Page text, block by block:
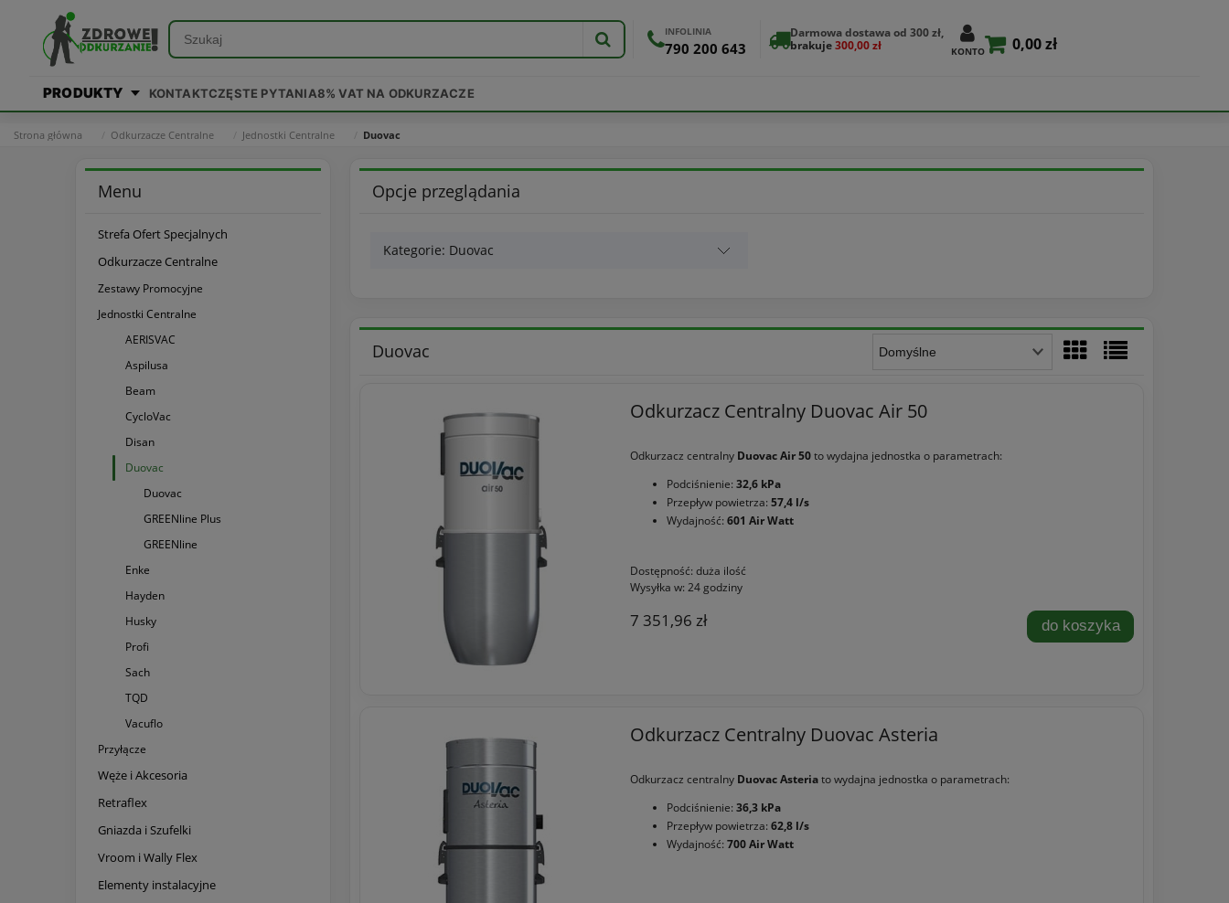
INFOLINIA
790 200 643
Darmowa dostawa od 300 zł,
brakuje300,00 zł KONTO 0,00 zł
PRODUKTY KONTAKTCZĘSTE PYTANIA8% VAT NA ODKURZACZE
Strona główna Odkurzacze Centralne Jednostki Centralne Duovac
Menu
Strefa Ofert Specjalnych
Odkurzacze Centralne
Zestawy Promocyjne
Jednostki Centralne
AERISVAC
Aspilusa
Beam
CycloVac
Disan
Duovac
Duovac
GREENline Plus
GREENline
Enke
Hayden
Husky
Profi
Sach
TQD
Vacuflo
Przyłącze
Węże i Akcesoria
Retraflex
Gniazda i Szufelki
Vroom i Wally Flex
Elementy instalacyjne
Opcje przeglądania
Kategorie: Duovac
Duovac
Odkurzacz Centralny Duovac Air 50
Odkurzacz centralny Duovac Air 50to wydajna jednostka o parametrach:
Podciśnienie: 32,6kPa
Przepływ powietrza: 57,4 l/s
Wydajność: 601 Air Watt
Dostępność: duża ilość
Wysyłka w: 24 godziny
7 351,96 zł do koszyka
Odkurzacz Centralny Duovac Asteria
Odkurzacz centralny Duovac Asteriato wydajna jednostka o parametrach:
Podciśnienie: 36,3 kPa
Przepływ powietrza: 62,8 l/s
Wydajność: 700 Air Watt